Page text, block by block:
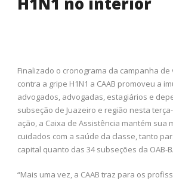
Finalizado o cronograma da campanha de
contra a gripe H1N1 a CAAB promoveu a
advogados, advogadas, estagiários e
subseção de Juazeiro e região nesta
ação, a Caixa de Assistência mantém sua
cuidados com a saúde da classe, tanto
capital quanto das 34 subseções da OAB-
“Mais uma vez, a CAAB traz para os